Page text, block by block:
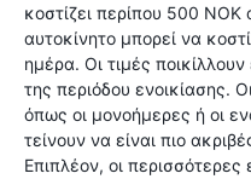
κοστίζει περίπου 500
αυτοκίνητο μπορεί να
ημέρα. Οι τιμές
της περιόδου ενοικίασης.
όπως οι μονοήμερες ή οι
τείνουν να είναι πιο
Επιπλέον, οι περισσότερες